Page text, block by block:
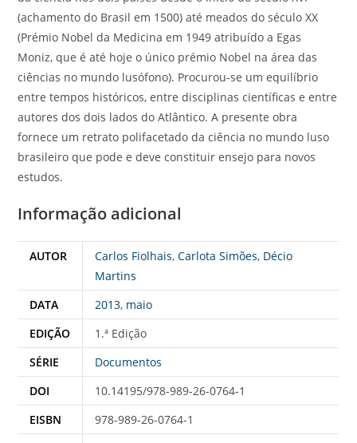
(achamento do Brasil em 1500) até meados do século XX
(Prémio Nobel da Medicina em 1949 atribuído a Egas
Moniz, que é até hoje o único prémio Nobel na área das
ciências no mundo lusófono). Procurou-se um equilíbrio
entre tempos históricos, entre disciplinas científicas e entre
autores dos dois lados do Atlântico. A presente obra
fornece um retrato polifacetado da ciência no mundo luso
brasileiro que pode e deve constituir ensejo para novos
estudos.
Informação adicional
AUTOR Carlos Fiolhais,Carlota Simões, Décio
Martins
DATA
2013, maio
EDIÇÃO
1.ª Edição
SÉRIE
Documentos
DOI
10.14195/978-989-26-0764-1
EISBN
978-989-26-0764-1